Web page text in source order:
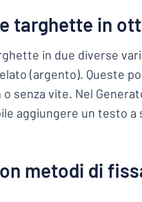
targhette in
in due diverse
(argento). Queste
o senza vite. Nel
aggiungere un testo a
metodi di